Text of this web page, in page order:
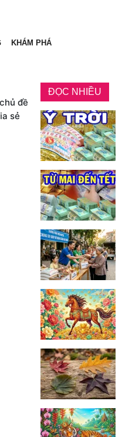
KHÁM PHÁ
đề
sẻ
ĐỌC NHIỀU